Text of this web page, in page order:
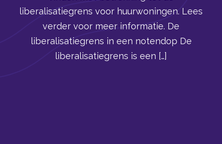
liberalisatiegrens voor huurwoningen. Lees
verder voor meer informatie. De
liberalisatiegrens in een notendop De
liberalisatiegrens is een […]